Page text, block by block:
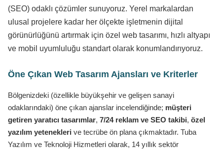
(SEO) odaklı çözümler sunuyoruz. Yerel markalardan
ulusal projelere kadar her ölçekte işletmenin dijital
görünürlüğünü artırmak için özel web tasarımı, hızlı altyapı
ve mobil uyumluluğu standart olarak konumlandırıyoruz.
Öne Çıkan Web Tasarım Ajansları ve Kriterler
Bölgenizdeki (özellikle büyükşehir ve gelişen sanayi
odaklarındaki) öne çıkan ajanslar incelendiğinde; müşteri
getiren yaratıcı tasarımlar, 7/24 reklam ve SEO takibi, özel
yazılım yetenekleri ve tecrübe ön plana çıkmaktadır. Tuba
Yazılım ve Teknoloji Hizmetleri olarak, 14 yıllık sektör